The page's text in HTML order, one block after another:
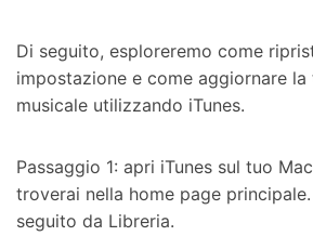
Di seguito, esploreremo come
impostazione e come aggiornare la
musicale utilizzando iTunes.
Passaggio 1: apri iTunes sul tuo
troverai nella home page
seguito da Libreria.